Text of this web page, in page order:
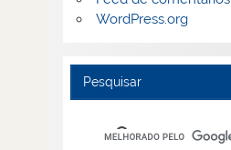
WordPress.org
Pesquisar